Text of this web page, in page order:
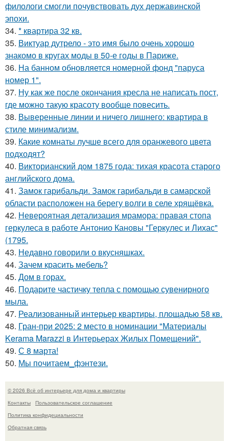
филологи смогли почувствовать дух державинской
эпохи.
34. * квартира 32 кв.
35. Виктуар дутрело - это имя было очень хорошо
знакомо в кругах моды в 50-е годы в Париже.
36. На банном обновляется номерной фонд "паруса
номер 1".
37. Ну как же после окончания кресла не написать пост,
где можно такую красоту вообще повесить.
38. Выверенные линии и ничего лишнего: квартира в
стиле минимализм.
39. Какие комнаты лучше всего для оранжевого цвета
подходят?
40. Викторианский дом 1875 года: тихая красота старого
английского дома.
41. Замок гарибальди. Замок гарибальди в самарской
области расположен на берегу волги в селе хрящёвка.
42. Невероятная детализация мрамора: правая стопа
геркулеса в работе Антонио Кановы "Геркулес и Лихас"
(1795.
43. Недавно говорили о вкусняшках.
44. Зачем красить мебель?
45. Дом в горах.
46. Подарите частичку тепла с помощью сувенирного
мыла.
47. Реализованный интерьер квартиры, площадью 58 кв.
48. Гран-при 2025: 2 место в номинации "Материалы
Kerama Marazzi в Интерьерах Жилых Помещений".
49. С 8 марта!
50. Мы почитаем_фэнтези.
© 2026 Всё об интерьере для дома и квартиры
Контакты
Пользовательское соглашение
Политика конфидециальности
Обратная связь